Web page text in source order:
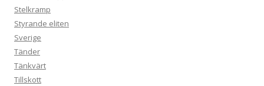
Stelkramp
Styrande eliten
Sverige
Tänder
Tänkvärt
Tillskott